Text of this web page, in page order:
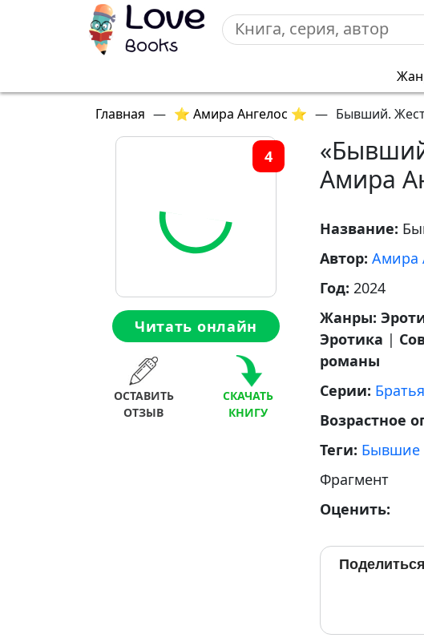
Главная — ⭐ Амира Ангелос ⭐ — Бывший.
4
Читать онлайн
ОСТАВИТЬ
ОТЗЫВ
СКАЧАТЬ
КНИГУ
Амира
Название:
Автор: Амира
Год: 2024
Жанры:
Эротика |
романы
Серии:
Возрастное
Теги: Бывшие
Фрагмент
Оценить: